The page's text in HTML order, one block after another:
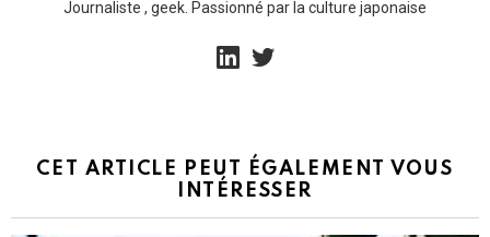
Journaliste , geek. Passionné par la culture japonaise
linkedin
CET ARTICLE PEUT ÉGALEMENT VOUS
INTÉRESSER